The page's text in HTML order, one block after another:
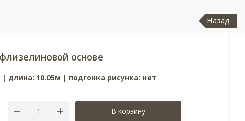
Назад
основе
длина: 10.05м | подгонка рисунка: нет
В корзину